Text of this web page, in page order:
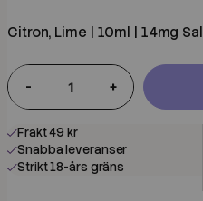
Citron, Lime | 10ml | 14mg
- +
Frakt 49 kr
Snabba leveranser
Strikt 18-års gräns